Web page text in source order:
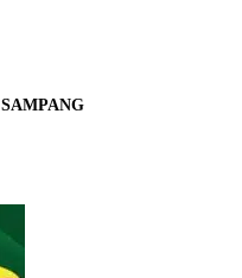
SAMPANG